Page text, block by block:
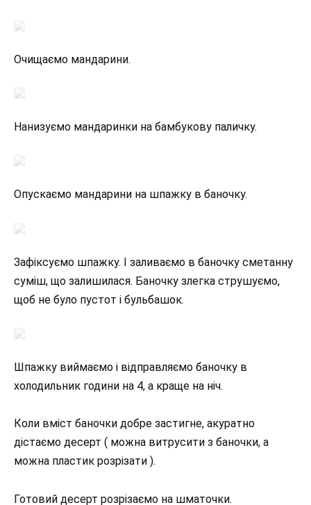
Очищаємо мандарини.
Нанизуємо мандаринки на бамбукову паличку.
Опускаємо мандарини на шпажку в баночку.
Зафіксуємо шпажку. І заливаємо в баночку сметанну
суміш, що залишилася. Баночку злегка струшуємо,
щоб не було пустот і бульбашок.
Шпажку виймаємо і відправляємо баночку в
холодильник години на 4, а краще на ніч.
Коли вміст баночки добре застигне, акуратно
дістаємо десерт ( можна витрусити з баночки, а
можна пластик розрізати ).
Готовий десерт розрізаємо на шматочки.